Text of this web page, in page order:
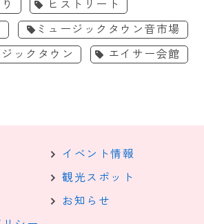
ヒストリート
ミュージックタウン音市場
ックタウン
エイサー会館
イベント情報
観光スポット
お知らせ